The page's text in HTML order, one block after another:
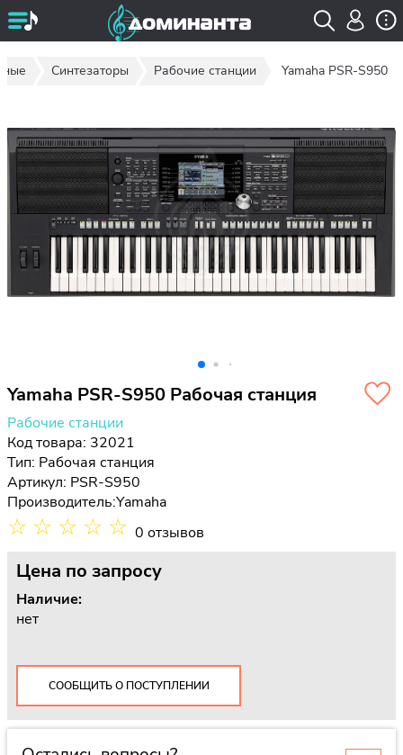
Синтезаторы Рабочие станции Yamaha PSR-S950
Yamaha PSR-S950 Рабочая станция
Рабочие станции
Код товара: 32021
Тип: Рабочая станция
Артикул: PSR-S950
Производитель:Yamaha
☆ ☆ ☆ ☆ ☆ 0 отзывов
Цена по запросу
Наличие:
нет
СООБЩИТЬ О ПОСТУПЛЕНИИ